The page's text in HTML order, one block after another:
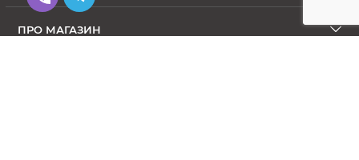
ПРО МАГАЗИН